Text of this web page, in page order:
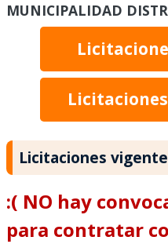
MUNICIPALIDAD
Licitaciones
:( NO hay
para contratar